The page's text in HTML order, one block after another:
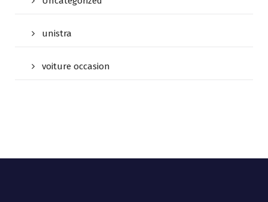
unistra
voiture occasion